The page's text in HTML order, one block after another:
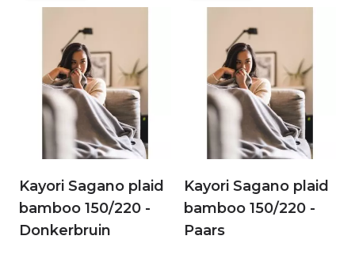
Kayori Sagano plaid
bamboo 150/220 -
Donkerbruin
Kayori Sagano plaid
bamboo 150/220 -
Paars